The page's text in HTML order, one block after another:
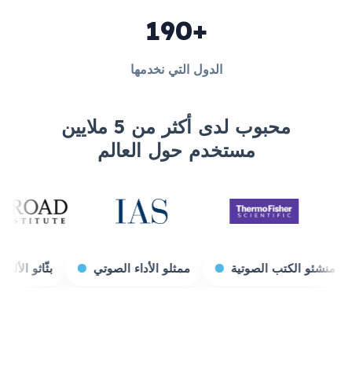
190+
الدول التي نخدمها
محبوب لدى أكثر من 5 ملايين
مستخدم حول العالم
بثّاثو الألعاب ممثلو الأداء الصوتي الصوتية